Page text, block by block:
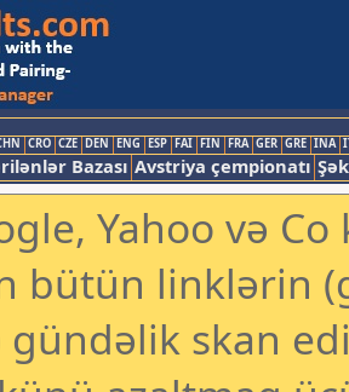
CRO CZE DEN ENG ESP FAI FIN FRA GER GRE INA
Bazası Avstriya çempionatı
Yahoo və
bütün linklərin
gündəlik skan